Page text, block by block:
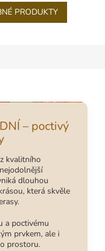
PRODUKTY
– poctivý
kvalitního
dlouhou
která skvěle
a poctivému
prvkem, ale i
prostoru.